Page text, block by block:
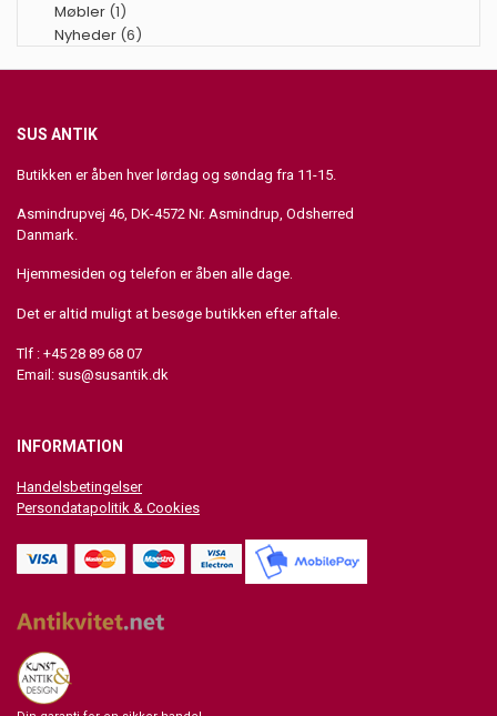
Møbler (1)
Nyheder (6)
SUS ANTIK
Butikken er åben hver lørdag og søndag fra 11-15.
Asmindrupvej 46, DK-4572 Nr. Asmindrup, Odsherred
Danmark.
Hjemmesiden og telefon er åben alle dage.
Det er altid muligt at besøge butikken efter aftale.
Tlf : +45 28 89 68 07
Email: sus@susantik.dk
INFORMATION
Handelsbetingelser
Persondatapolitik & Cookies